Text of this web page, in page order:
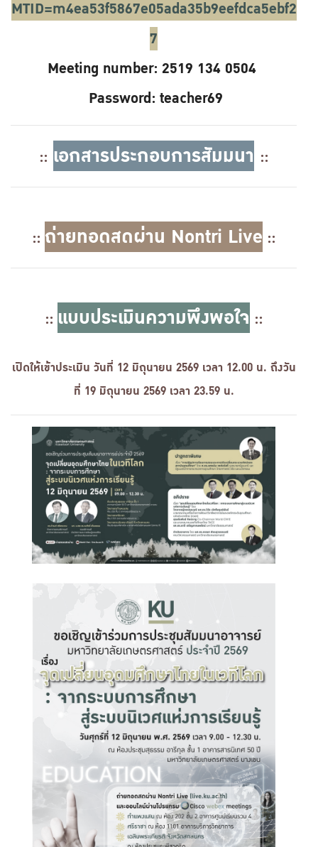
MTID=m4ea53f5867e05ada35b9eefdca5ebf2
7
Meeting number: 2519 134 0504
Password: teacher69
:: เอกสารประกอบการสัมมนา ::
:: ถ่ายทอดสดผ่าน Nontri Live ::
:: แบบประเมินความพึงพอใจ ::
เปิดให้เข้าประเมิน วันที่ 12 มิถุนายน 2569 เวลา 12.00 น. ถึงวัน
ที่ 19 มิถุนายน 2569 เวลา 23.59 น.